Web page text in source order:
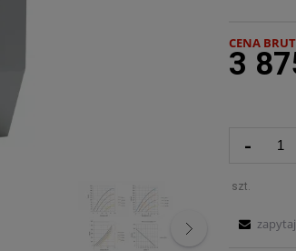
CENA
3
-
szt.